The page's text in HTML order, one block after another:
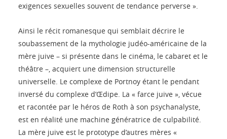
exigences sexuelles souvent de tendance perverse ».
Ainsi le récit romanesque qui semblait décrire le
soubassement de la mythologie judéo-américaine de la
mère juive – si présente dans le cinéma, le cabaret et le
théâtre –, acquiert une dimension structurelle
universelle. Le complexe de Portnoy étant le pendant
inversé du complexe d’Œdipe. La « farce juive », vécue
et racontée par le héros de Roth à son psychanalyste,
est en réalité une machine génératrice de culpabilité.
La mère juive est le prototype d’autres mères «